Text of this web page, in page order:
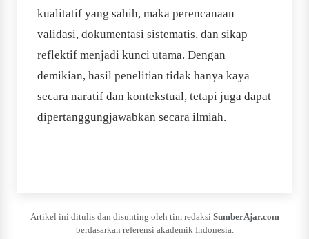
kualitatif yang sahih, maka perencanaan
validasi, dokumentasi sistematis, dan sikap
reflektif menjadi kunci utama. Dengan
demikian, hasil penelitian tidak hanya kaya
secara naratif dan kontekstual, tetapi juga dapat
dipertanggungjawabkan secara ilmiah.
Artikel ini ditulis dan disunting oleh tim redaksi SumberAjar.com
berdasarkan referensi akademik Indonesia.